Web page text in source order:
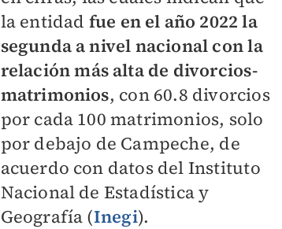
la entidad fue en el año 2022 la
segunda a nivel nacional con la
relación más alta de divorcios-
matrimonios, con 60.8 divorcios
por cada 100 matrimonios, solo
por debajo de Campeche, de
acuerdo con datos del Instituto
Nacional de Estadística y
Geografía (Inegi).